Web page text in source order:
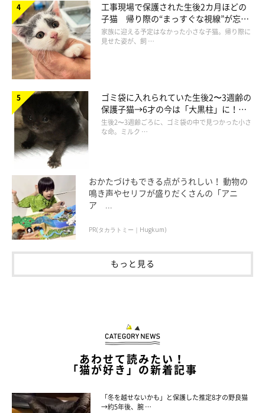
お迎え初日のめいちゃん。
@sabinekonyans
めいちゃんを家族に迎えたきっかけは、夫の転勤で引っ越しをし
たころのこと。
転勤にあわせて飼い主さんは仕事を退職し、これまで多忙だった
日々から一転。知らない土地で人との関わりが少ない日々が続
き、気持ちが沈んでしまうこともあったといいます。
工事現場で保護された生後2カ月ほどの
子猫 帰り際の“まっすぐな視線”が忘れ
られず、家族の一員に
家族に迎える予定はなかった小さな子猫。帰り際に
見せた姿が、飼 …
ゴミ袋に入れられていた生後2〜3週齢の
保護子猫→6才の今は「大黒柱」に！
美しい黒猫に成長した姿にグッとくる
生後2〜3週齢ごろに、ゴミ袋の中で見つかった小さ
な命。ミルク …
おかたづけもできる点がうれしい！ 動物の
鳴き声やセリフが盛りだくさんの「アニ
ア ...
PR(タカラトミー｜Hugkum)
もっと見る
あわせて読みたい！
「猫が好き」の新着記事
「冬を越せないかも」と保護した推定8才の野良猫
→約5年後、腕 …